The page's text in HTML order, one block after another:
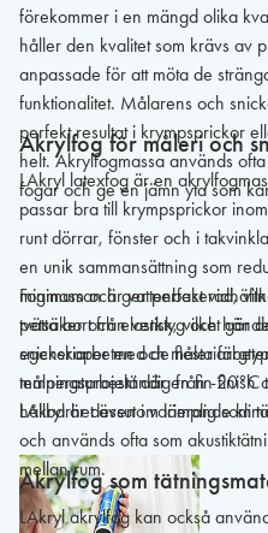
förekommer i en mängd olika
håller den kvalitet som krävs av
anpassade för att möta de
funktionalitet. Målarens och
perfekt resultat i krympsprickor
helt. Akrylfogmassa används
fogar och ge en jämn yta som
Akrylfog för måleri och
LAkryl latexfog är en
passar bra till krympsprickor
runt dörrar, fönster och i
en unik sammansättning som
minimum och ger perfekt
petsäker och elastisk, vilket gör
snickeriarbeten och
temperaturbeständig från -
hållbarhet även i varierande
Fogmassan är vattenbaserad,
tvätta bort från verktyg och
egenskaper med de flesta
målningsprojekt där en fin finish
LAkryl är dessutom lämplig som
och används ofta som
mellan rum.
Akrylfog som
LAkryl akrylfog kan också